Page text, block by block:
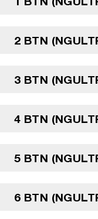
2 BTN
3 BTN
4 BTN
5 BTN
6 BTN